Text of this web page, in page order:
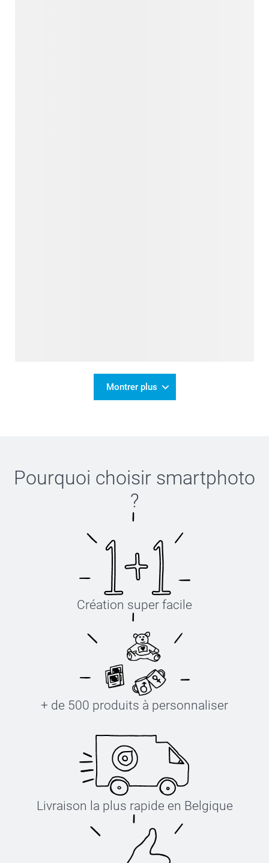
Montrer plus
Pourquoi choisir smartphoto
?
Création super facile
+ de 500 produits à personnaliser
Livraison la plus rapide en Belgique